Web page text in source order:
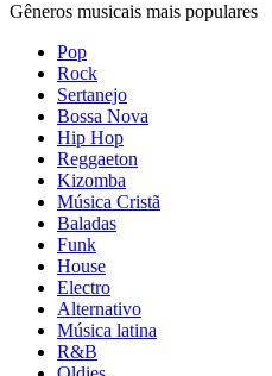
Gêneros musicais mais populares
Pop
Rock
Sertanejo
Bossa Nova
Hip Hop
Reggaeton
Kizomba
Música Cristã
Baladas
Funk
House
Electro
Alternativo
Música latina
R&B